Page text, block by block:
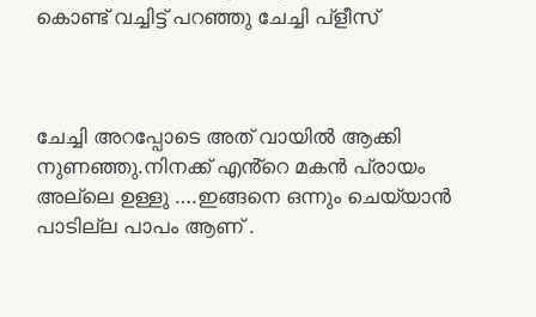
കൊണ്ട് വച്ചിട്ട് പറഞ്ഞു ചേച്ചി പ്ളീസ്
ചേച്ചി അറപ്പോടെ അത് വായിൽ ആക്കി
നുണഞ്ഞു.നിനക്ക് എൻ്റെ മകൻ പ്രായം
അല്ലെ ഉള്ളു ….ഇങ്ങനെ ഒന്നും ചെയ്യാൻ
പാടില്ല പാപം ആണ് .